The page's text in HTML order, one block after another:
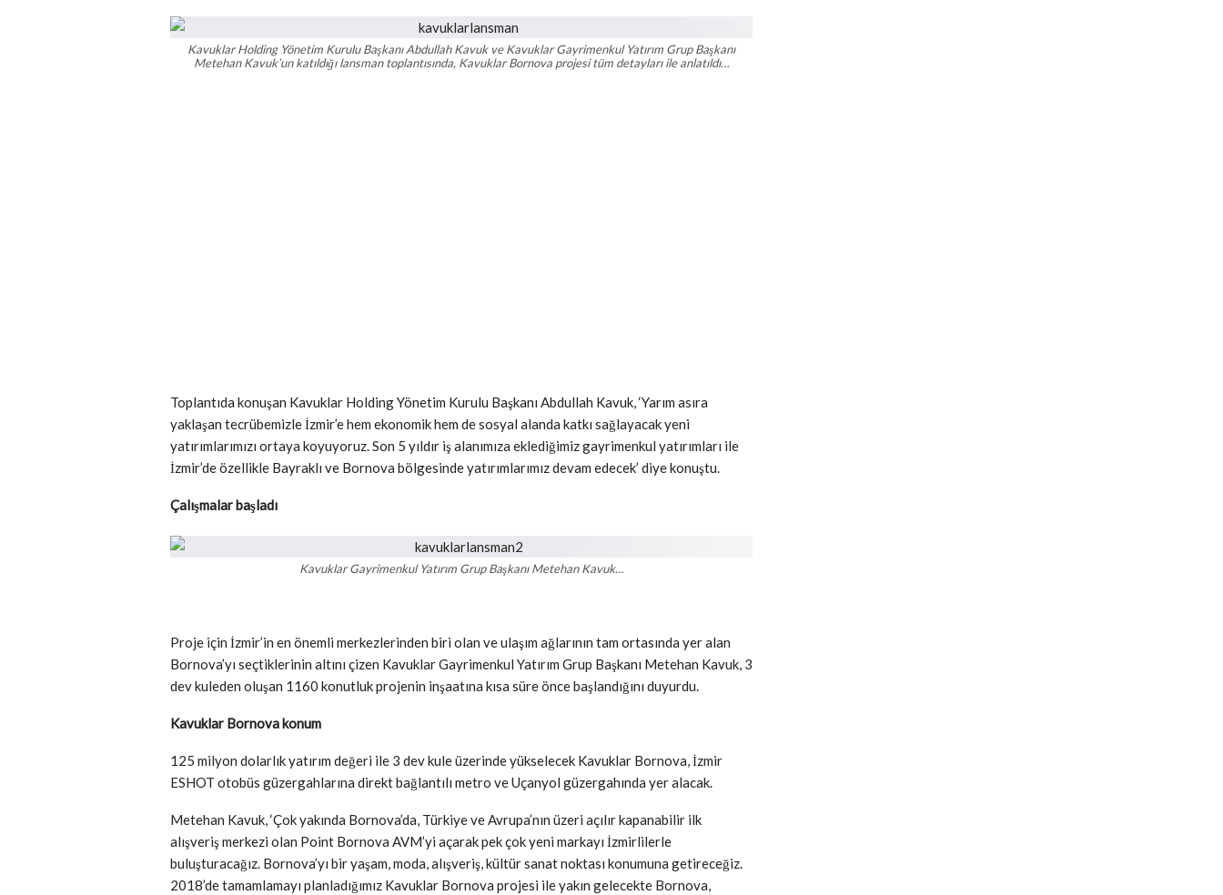
Kavuklar Holding Yönetim Kurulu Başkanı Abdullah Kavuk ve Kavuklar Gayrimenkul Yatırım Grup Başkanı
Metehan Kavuk’un katıldığı lansman toplantısında, Kavuklar Bornova projesi tüm detayları ile anlatıldı…
Toplantıda konuşan Kavuklar Holding Yönetim Kurulu Başkanı Abdullah Kavuk, ‘Yarım asıra
yaklaşan tecrübemizle İzmir’e hem ekonomik hem de sosyal alanda katkı sağlayacak yeni
yatırımlarımızı ortaya koyuyoruz. Son 5 yıldır iş alanımıza eklediğimiz gayrimenkul yatırımları ile
İzmir’de özellikle Bayraklı ve Bornova bölgesinde yatırımlarımız devam edecek’ diye konuştu.
Çalışmalar başladı
Kavuklar Gayrimenkul Yatırım Grup Başkanı Metehan Kavuk…
Proje için İzmir’in en önemli merkezlerinden biri olan ve ulaşım ağlarının tam ortasında yer alan
Bornova’yı seçtiklerinin altını çizen Kavuklar Gayrimenkul Yatırım Grup Başkanı Metehan Kavuk, 3
dev kuleden oluşan 1160 konutluk projenin inşaatına kısa süre önce başlandığını duyurdu.
Kavuklar Bornova konum
125 milyon dolarlık yatırım değeri ile 3 dev kule üzerinde yükselecek Kavuklar Bornova, İzmir
ESHOT otobüs güzergahlarına direkt bağlantılı metro ve Uçanyol güzergahında yer alacak.
Metehan Kavuk, ‘Çok yakında Bornova’da, Türkiye ve Avrupa’nın üzeri açılır kapanabilir ilk
alışveriş merkezi olan Point Bornova AVM’yi açarak pek çok yeni markayı İzmirlilerle
buluşturacağız. Bornova’yı bir yaşam, moda, alışveriş, kültür sanat noktası konumuna getireceğiz.
2018’de tamamlamayı planladığımız Kavuklar Bornova projesi ile yakın gelecekte Bornova,